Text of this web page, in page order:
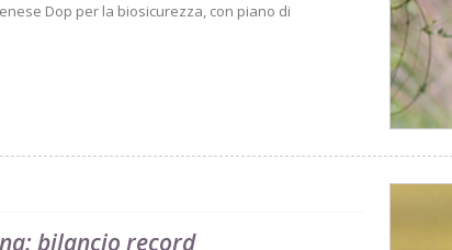
Dop per la biosicurezza, con piano di
bilancio record